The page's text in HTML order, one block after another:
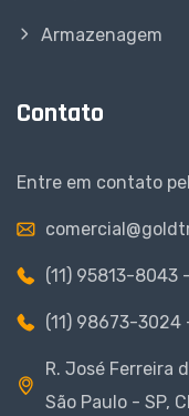
Armazenagem
Contato
Entre em contato
(11) 95813-8043
(11) 98673-3024
R. José Ferreira
São Paulo - SP,